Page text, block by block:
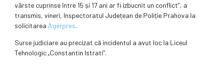
vârste cuprinse între 15 și 17 ani ar fi izbucnit un conflict”, a
transmis, vineri, Inspectoratul Județean de Poliție Prahova la
solicitarea Agerpres.
Surse judiciare au precizat că incidentul a avut loc la Liceul
Tehnologic „Constantin Istrati”.